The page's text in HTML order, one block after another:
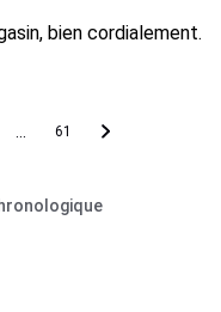
bien cordialement.
61